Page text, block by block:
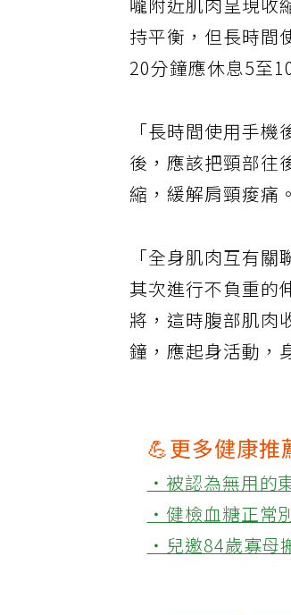
嚨附近肌肉呈現收
持平衡，但長時間
20分鐘應休息5至
「長時間使用手
後，應該把頸部往
縮，緩解肩頸痠痛。
「全身肌肉互有
其次進行不負重的
將，這時腹部肌肉
鐘，應起身活動，
💪更多健康推
‧被認為無用的
‧健檢血糖正常
‧兒邀84歲寡母